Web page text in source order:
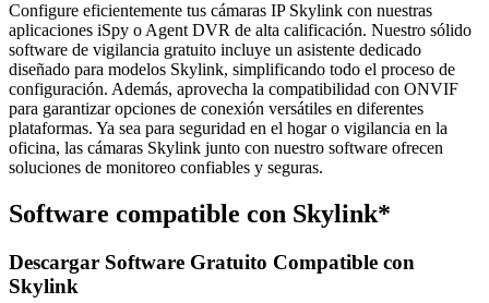
Configure eficientemente tus cámaras IP Skylink con nuestras
aplicaciones iSpy o Agent DVR de alta calificación. Nuestro sólido
software de vigilancia gratuito incluye un asistente dedicado
diseñado para modelos Skylink, simplificando todo el proceso de
configuración. Además, aprovecha la compatibilidad con ONVIF
para garantizar opciones de conexión versátiles en diferentes
plataformas. Ya sea para seguridad en el hogar o vigilancia en la
oficina, las cámaras Skylink junto con nuestro software ofrecen
soluciones de monitoreo confiables y seguras.
Software compatible con Skylink*
Descargar Software Gratuito Compatible con
Skylink